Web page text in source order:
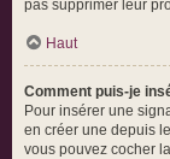
pas supprimer leur
Haut
Comment puis-je
Pour insérer une
en créer une depuis
vous pouvez cocher